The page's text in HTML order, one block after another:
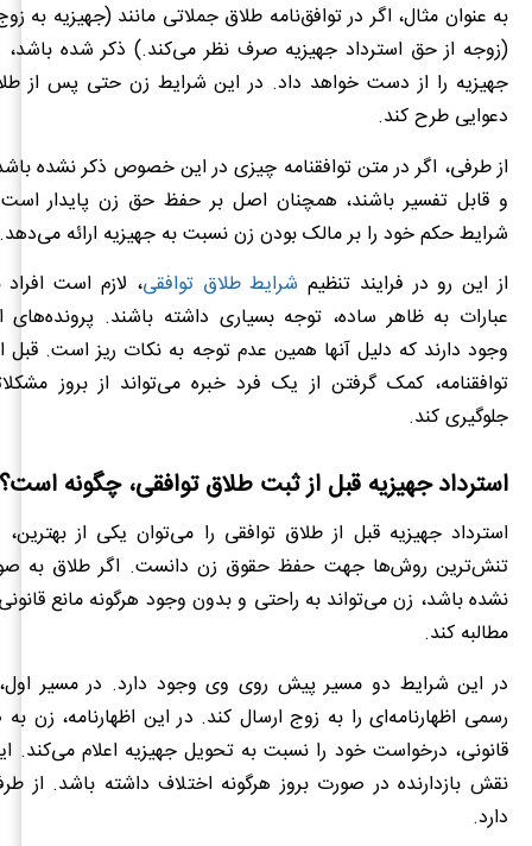
به عنوان مثال، اگر در توافق‌نامه طلاق جملاتی مانند (جهیزیه به
(زوجه از حق استرداد جهیزیه صرف نظر می‌کند.) ذکر شده
جهیزیه را از دست خواهد داد. در این شرایط زن حتی پس از
دعوایی طرح کند.
از طرفی، اگر در متن توافقنامه چیزی در این خصوص ذکر نشده
و قابل تفسیر باشند، همچنان اصل بر حفظ حق زن پایدار
شرایط حکم خود را بر مالک بودن زن نسبت به جهیزیه ارائه می‌دهد.
از این رو در فرایند تنظیم شرایط طلاق توافقی، لازم است
عبارات به ظاهر ساده، توجه بسیاری داشته باشند. پرونده‌های
وجود دارند که دلیل آنها همین عدم توجه به نکات ریز است. قبل
توافقنامه، کمک گرفتن از یک فرد خبره می‌تواند از بروز
جلوگیری کند.
استرداد جهیزیه قبل از ثبت طلاق توافقی، چگونه است؟
استرداد جهیزیه قبل از طلاق توافقی را می‌توان یکی از
تنش‌ترین روش‌ها جهت حفظ حقوق زن دانست. اگر طلاق به
نشده باشد، زن می‌تواند به راحتی و بدون وجود هرگونه مانع
مطالبه کند.
در این شرایط دو مسیر پیش روی وی وجود دارد. در مسیر
رسمی اظهارنامه‌ای را به زوج ارسال کند. در این اظهارنامه، زن
قانونی، درخواست خود را نسبت به تحویل جهیزیه اعلام می‌کند.
نقش بازدارنده در صورت بروز هرگونه اختلاف داشته باشد. از
دارد.